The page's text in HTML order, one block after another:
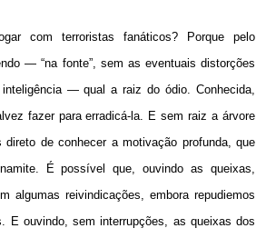
com terroristas fanáticos? Porque pelo
— “na fonte”, sem as eventuais distorções
— qual a raiz do ódio. Conhecida,
fazer para erradicá-la. E sem raiz a árvore
de conhecer a motivação profunda, que
É possível que, ouvindo as queixas,
algumas reivindicações, embora repudiemos
E ouvindo, sem interrupções, as queixas dos